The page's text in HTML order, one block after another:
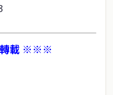
轉載 ※※※